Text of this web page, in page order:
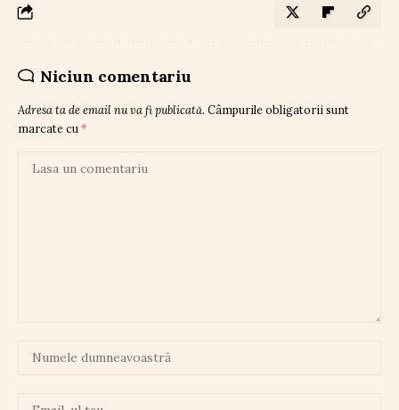
Niciun comentariu
Adresa ta de email nu va fi publicată. Câmpurile obligatorii sunt
marcate cu *